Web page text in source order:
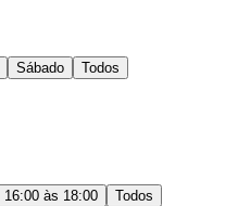
Sábado Todos
16:00 às 18:00 Todos